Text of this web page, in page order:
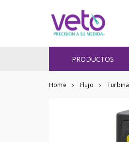
PRODUCTOS
Flujo Turbina